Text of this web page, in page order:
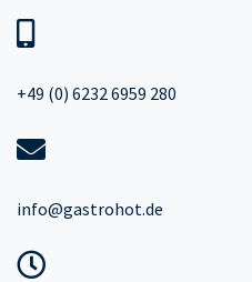
+49 (0) 6232 6959 280
info@gastrohot.de